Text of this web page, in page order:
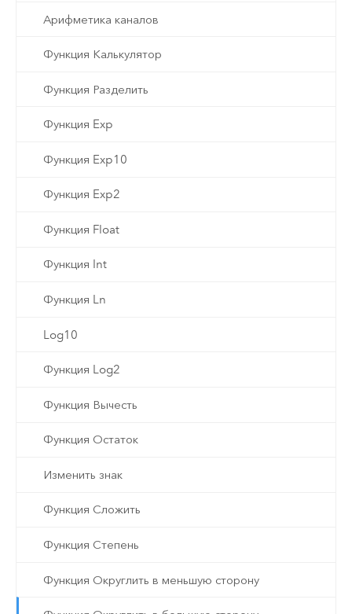
Арифметика каналов
Функция Калькулятор
Функция Разделить
Функция Exp
Функция Exp10
Функция Exp2
Функция Float
Функция Int
Функция Ln
Log10
Функция Log2
Функция Вычесть
Функция Остаток
Изменить знак
Функция Сложить
Функция Степень
Функция Округлить в меньшую сторону